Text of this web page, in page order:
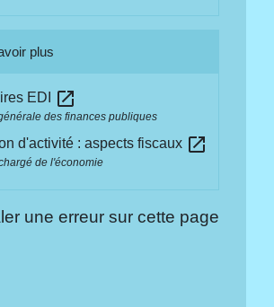
plus
EDI open_in_new
des finances publiques
d'activité : aspects fiscaux open_in_new
de l'économie
une erreur sur cette page